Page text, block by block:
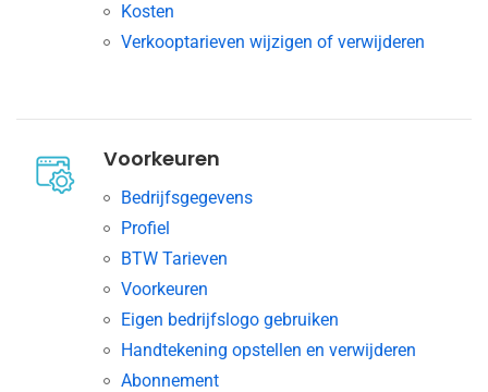
Kosten
Verkooptarieven wijzigen of verwijderen
Voorkeuren
Bedrijfsgegevens
Profiel
BTW Tarieven
Voorkeuren
Eigen bedrijfslogo gebruiken
Handtekening opstellen en verwijderen
Abonnement